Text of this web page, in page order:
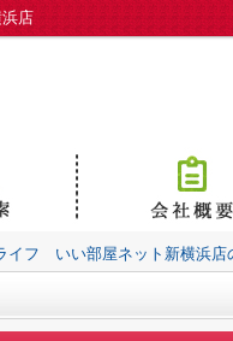
店
イフ いい部屋ネット新横浜店